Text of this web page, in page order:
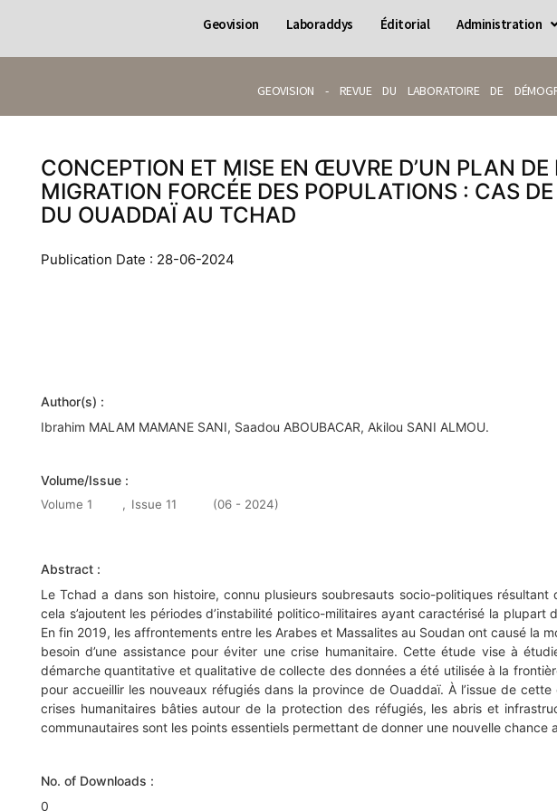
Geovision Laboraddys Éditorial Administration
GEOVISION - REVUE DU LABORATOIRE DE
CONCEPTION ET MISE EN ŒUVRE D’UN PLAN
MIGRATION FORCÉE DES POPULATIONS : CAS
DU OUADDAÏ AU TCHAD
Publication Date : 28-06-2024
Author(s) :
Ibrahim MALAM MAMANE SANI, Saadou ABOUBACAR, Akilou SANI ALMOU.
Volume/Issue :
Volume 1 , Issue 11 (06 - 2024)
Abstract :
Le Tchad a dans son histoire, connu plusieurs soubresauts socio-politiques
cela s’ajoutent les périodes d’instabilité politico-militaires ayant caractérisé la
En fin 2019, les affrontements entre les Arabes et Massalites au Soudan ont causé
besoin d’une assistance pour éviter une crise humanitaire. Cette étude vise à
démarche quantitative et qualitative de collecte des données a été utilisée à la
pour accueillir les nouveaux réfugiés dans la province de Ouaddaï. À l’issue de
crises humanitaires bâties autour de la protection des réfugiés, les abris et
communautaires sont les points essentiels permettant de donner une nouvelle
No. of Downloads :
0